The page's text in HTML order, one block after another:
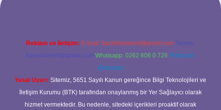
Reklam ve İletişim: E-mail: backlinkpaneli@gmail.com Teams:
forumhizmeti@gmail.com Whatsapp: 0262 606 0 726 Telegram:
@karabul
Yasal Uyarı: Sitemiz, 5651 Sayılı Kanun gereğince Bilgi Teknolojileri ve
İletişim Kurumu (BTK) tarafından onaylanmış bir Yer Sağlayıcı olarak
hizmet vermektedir. Bu nedenle, sitedeki içerikleri proaktif olarak